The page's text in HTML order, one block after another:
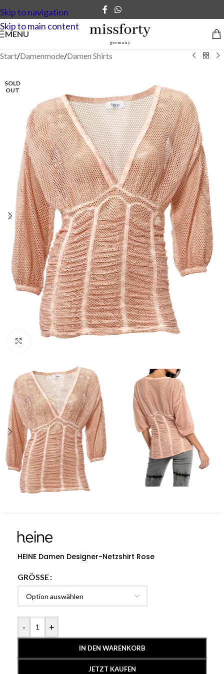
Skip to navigation
Skip to main content
MENU
Start/Damenmode/Damen Shirts
SOLD
OUT
Click to enlarge
HEINE Damen Designer-Netzshirt Rose
GRÖSSE
- +
IN DEN WARENKORB
JETZT KAUFEN